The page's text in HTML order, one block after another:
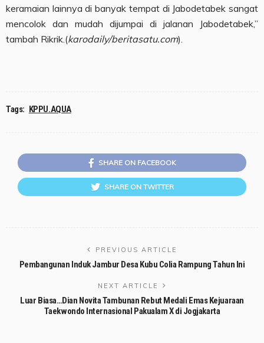
keramaian lainnya di banyak tempat di Jabodetabek sangat
mencolok dan mudah dijumpai di jalanan Jabodetabek,”
tambah Rikrik.(karodaily/beritasatu.com).
Tags: KPPU.AQUA
SHARE ON FACEBOOK
SHARE ON TWITTER
PREVIOUS ARTICLE
Pembangunan Induk Jambur Desa Kubu Colia Rampung Tahun Ini
NEXT ARTICLE
Luar Biasa…Dian Novita Tambunan Rebut Medali Emas Kejuaraan
Taekwondo Internasional Pakualam X di Jogjakarta